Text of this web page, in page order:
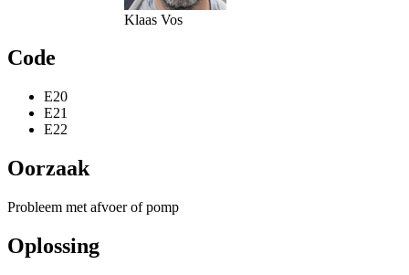
Klaas Vos
Code
E20
E21
E22
Oorzaak
Probleem met afvoer of pomp
Oplossing